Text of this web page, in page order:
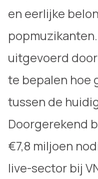
en eerlijke
uitgevoerd
te bepalen hoe
tussen de
Doorgerekend
€7,8 miljoen
live-sector bij